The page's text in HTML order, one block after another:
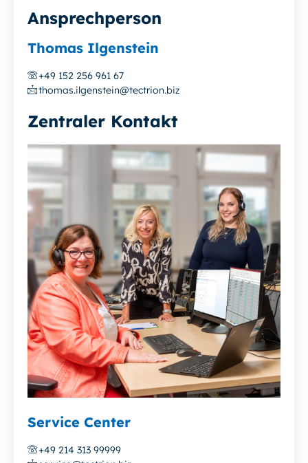
Ansprechperson
Thomas Ilgenstein
+49 152 256 961 67
thomas.ilgenstein@tectrion.biz
Zentraler Kontakt
Service Center
+49 214 313 99999